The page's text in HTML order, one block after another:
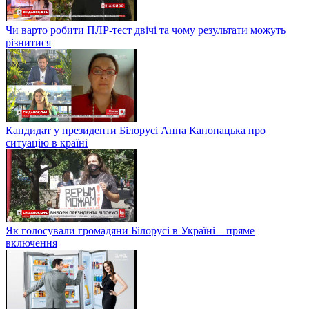
Чи варто робити ПЛР-тест двічі та чому результати можуть
різнитися
Кандидат у президенти Білорусі Анна Канопацька про
ситуацію в країні
Як голосували громадяни Білорусі в Україні – пряме
включення